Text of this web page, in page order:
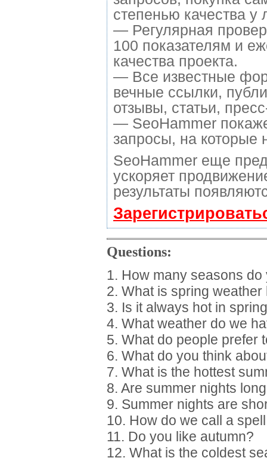
степенью качества
— Регулярная
100 показателям и
качества проекта.
— Все известные
вечные ссылки,
отзывы, статьи,
— SeoHammer
запросы, на которые
SeoHammer еще
ускоряет
результаты
Questions:
1. How many seasons do
2. What is spring weather
3. Is it always hot in
4. What weather do we
5. What do people prefer
6. What do you think
7. What is the hottest
8. Are summer nights
9. Summer nights are
10. How do we call a
11. Do you like autumn?
12. What is the coldest